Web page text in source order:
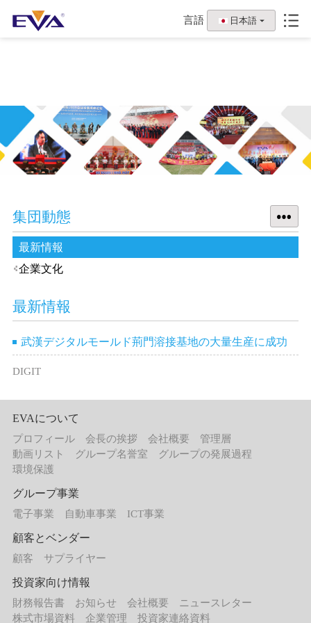
言語 日本語
集団動態
最新情報
企業文化
最新情報
武漢デジタルモールド荊門溶接基地の大量生産に成功
DIGIT
EVAについて
プロフィール 会長の挨拶 会社概要
管理層
動画リスト
グループ名誉室
グループの発展過程
環境保護
グループ事業
電子事業 自動車事業 ICT事業
顧客とベンダー
顧客 サプライヤー
投資家向け情報
財務報告書 お知らせ 会社概要
ニュースレター
株式市場資料
企業管理 投資家連絡資料